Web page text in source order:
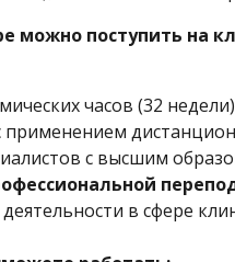
можно поступить на
часов (32
применением
с высшим
в сфере